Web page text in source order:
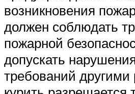
возникновения
должен соблюдать
пожарной
допускать
требований другими